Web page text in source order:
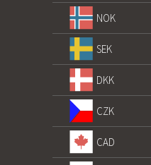
NOK
SEK
DKK
CZK
CAD